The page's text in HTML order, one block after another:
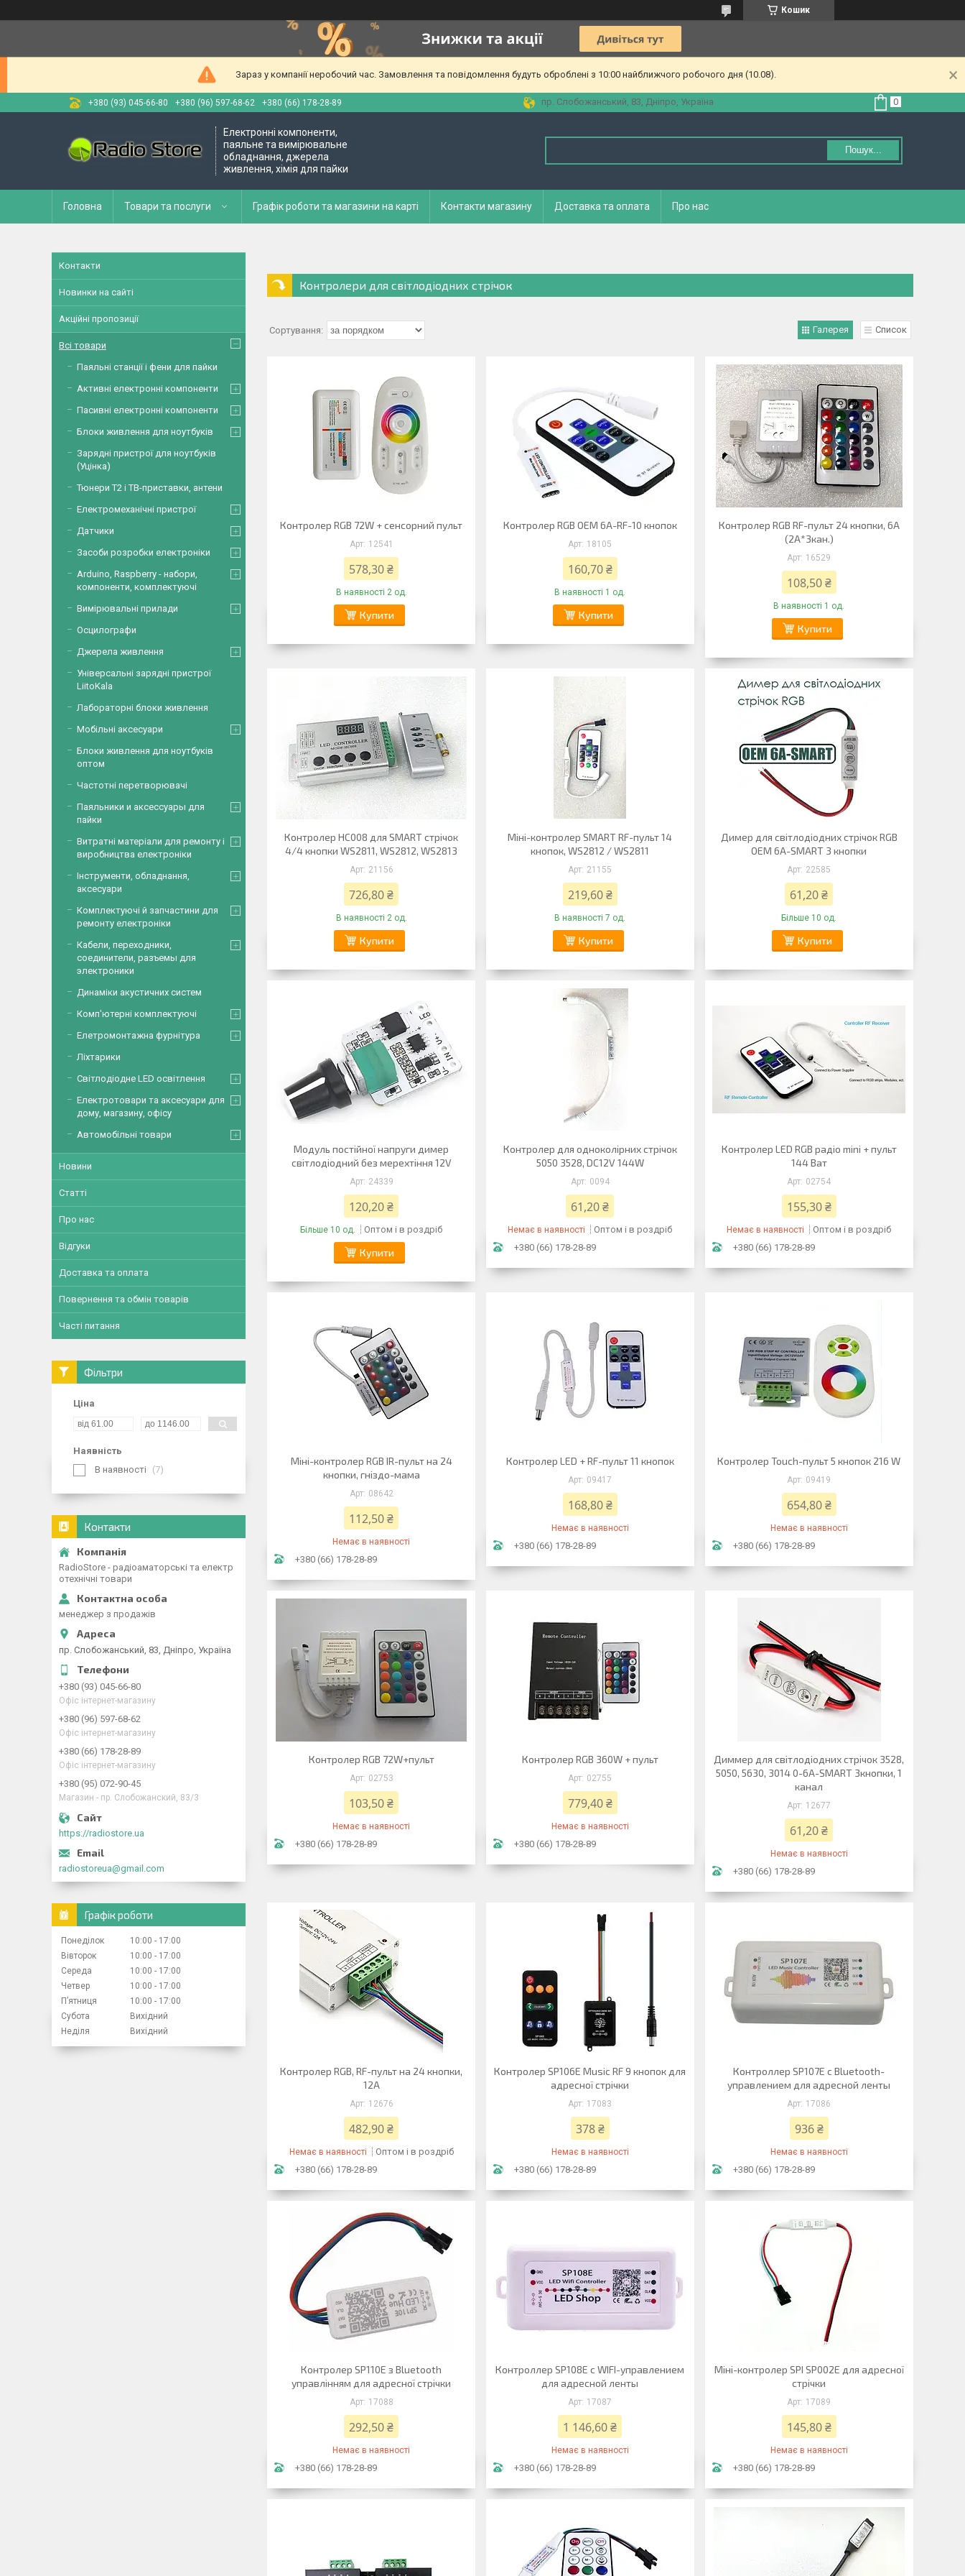
Кошик
Зараз у компанії неробочий час. Замовлення та повідомлення будуть оброблені з 10:00 найближчого робочого дня (10.08).
+380 (93) 045-66-80 +380 (96) 597-68-62 +380 (66) 178-28-89 пр. Слобожанський, 83, Дніпро, Україна
Електронні компоненти,
паяльне та вимірювальне
обладнання, джерела
живлення, хімія для пайки
Пошук...
Головна Товари та послуги Графік роботи та магазини на карті Контакти магазину Доставка та оплата Про нас
Контролери для світлодіодних стрічок
Галерея Список
Контролер RGB 72W + сенсорний пульт
12541
578,30 ₴
В наявності 2 од.
Купити
Контролер RGB OEM 6А-RF-10 кнопок
18105
160,70 ₴
В наявності 1 од.
Купити
Контролер RGB RF-пульт 24 кнопки, 6A
(2А*3кан.)
16529
108,50 ₴
В наявності 1 од.
Купити
Контролер НС008 для SMART стрічок
4/4 кнопки WS2811, WS2812, WS2813
21156
726,80 ₴
В наявності 2 од.
Купити
Міні-контролер SMART RF-пульт 14
кнопок, WS2812 / WS2811
21155
219,60 ₴
В наявності 7 од.
Купити
Димер для світлодіодних стрічок RGB
OEM 6A-SMART 3 кнопки
22585
61,20 ₴
Більше 10 од.
Купити
Модуль постійної напруги димер
світлодіодний без мерехтіння 12V
24339
120,20 ₴
Більше 10 од. Оптом і в роздріб
Купити
Контролер для одноколірних стрічок
5050 3528, DC12V 144W
0094
61,20 ₴
Немає в наявності
Оптом і в роздріб
+380 (66) 178-28-89
Контролер LED RGB радіо mini + пульт
144 Ват
02754
155,30 ₴
Немає в наявності
Оптом і в роздріб
+380 (66) 178-28-89
Міні-контролер RGB IR-пульт на 24
кнопки, гніздо-мама
08642
112,50 ₴
Немає в наявності
+380 (66) 178-28-89
Контролер LED + RF-пульт 11 кнопок
09417
168,80 ₴
Немає в наявності
+380 (66) 178-28-89
Контролер Touch-пульт 5 кнопок 216 W
09419
654,80 ₴
Немає в наявності
+380 (66) 178-28-89
Контролер RGB 72W+пульт
02753
103,50 ₴
Немає в наявності
+380 (66) 178-28-89
Контролер RGB 360W + пульт
02755
779,40 ₴
Немає в наявності
+380 (66) 178-28-89
Диммер для світлодіодних стрічок 3528,
5050, 5630, 3014 0-6A-SMART 3кнопки, 1
канал
12677
61,20 ₴
Немає в наявності
+380 (66) 178-28-89
Контролер RGB, RF-пульт на 24 кнопки,
12A
12676
482,90 ₴
Немає в наявності
Оптом і в роздріб
+380 (66) 178-28-89
Контролер SP106E Music RF 9 кнопок для
адресної стрічки
17083
378 ₴
Немає в наявності
+380 (66) 178-28-89
Контроллер SP107E с Bluetooth-
управлением для адресной ленты
17086
936 ₴
Немає в наявності
+380 (66) 178-28-89
Контролер SP110E з Bluetooth
управлінням для адресної стрічки
17088
292,50 ₴
Немає в наявності
+380 (66) 178-28-89
Контроллер SP108E с WIFI-управлением
для адресной ленты
17087
1 146,60 ₴
Немає в наявності
+380 (66) 178-28-89
Міні-контролер SPI SP002E для адресної
стрічки
17089
145,80 ₴
Немає в наявності
+380 (66) 178-28-89
Контакти
Новинки на сайті
Акційні пропозиції
Всі товари
Паяльні станції і фени для пайки
Активні електронні компоненти
Пасивні електронні компоненти
Блоки живлення для ноутбуків
Зарядні пристрої для ноутбуків
(Уцінка)
Тюнери Т2 і ТВ-приставки, антени
Електромеханічні пристрої
Датчики
Засоби розробки електроніки
Arduino, Raspberry - набори,
компоненти, комплектуючі
Вимірювальні прилади
Осцилографи
Джерела живлення
Універсальні зарядні пристрої
LiitoKala
Лабораторні блоки живлення
Мобільні аксесуари
Блоки живлення для ноутбуків
оптом
Частотні перетворювачі
Паяльники и аксессуары для
пайки
Витратні матеріали для ремонту і
виробництва електроніки
Інструменти, обладнання,
аксесуари
Комплектуючі й запчастини для
ремонту електроніки
Кабели, переходники,
соединители, разъемы для
электроники
Динаміки акустичних систем
Комп'ютерні комплектуючі
Елетромонтажна фурнітура
Ліхтарики
Світлодіодне LED освітлення
Електротовари та аксесуари для
дому, магазину, офісу
Автомобільні товари
Новини
Статті
Про нас
Відгуки
Доставка та оплата
Повернення та обмін товарів
Часті питання
Фільтри
Ціна
Наявність
В наявності
7
Контакти
RadioStore - радіоаматорські та електр
отехнічні товари
менеджер з продажів
пр. Слобожанський, 83, Дніпро, Україна
+380 (93) 045-66-80
Офіс інтернет-магазину
+380 (96) 597-68-62
Офіс інтернет-магазину
+380 (66) 178-28-89
Офіс інтернет-магазину
+380 (95) 072-90-45
Магазин - пр. Слобожанский, 83/3
https://radiostore.ua
radiostoreua@gmail.com
Графік роботи
Понеділок 10:00
17:00
Вівторок
10:00
17:00
Середа
10:00
17:00
Четвер
10:00
17:00
Пʼятниця
10:00
17:00
Субота
Вихідний
Неділя
Вихідний